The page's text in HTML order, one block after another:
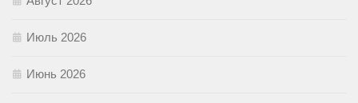
Июль 2026
Июнь 2026